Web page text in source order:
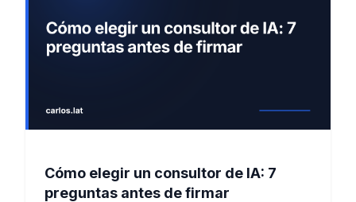
Cómo elegir un consultor de IA: 7
preguntas antes de firmar